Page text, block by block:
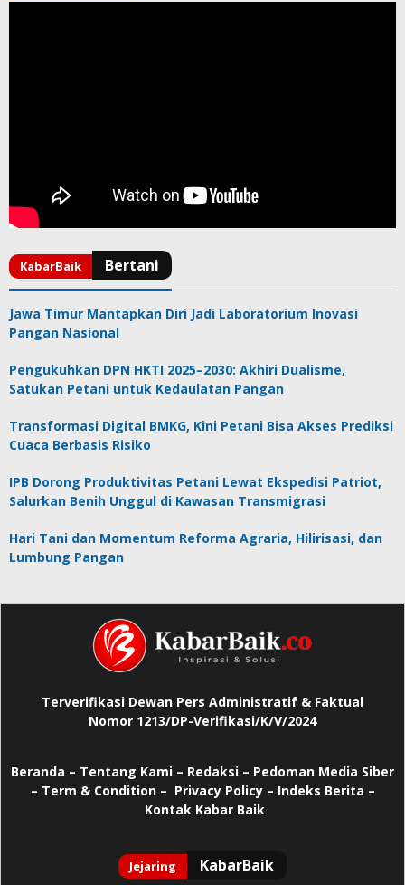
Jawa Timur Mantapkan Diri Jadi Laboratorium Inovasi
Pangan Nasional
Pengukuhkan DPN HKTI 2025–2030: Akhiri Dualisme,
Satukan Petani untuk Kedaulatan Pangan
Transformasi Digital BMKG, Kini Petani Bisa Akses Prediksi
Cuaca Berbasis Risiko
IPB Dorong Produktivitas Petani Lewat Ekspedisi Patriot,
Salurkan Benih Unggul di Kawasan Transmigrasi
Hari Tani dan Momentum Reforma Agraria, Hilirisasi, dan
Lumbung Pangan
Terverifikasi Dewan Pers Administratif & Faktual
Nomor 1213/DP-Verifikasi/K/V/2024
Beranda – Tentang Kami – Redaksi – Pedoman Media Siber
– Term & Condition – Privacy Policy– Indeks Berita –
Kontak Kabar Baik